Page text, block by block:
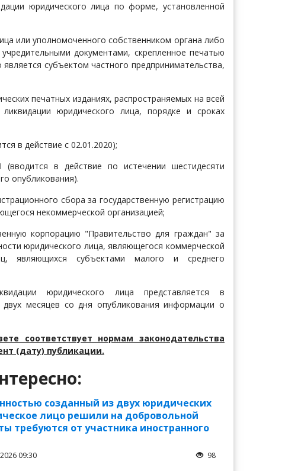
юридического лица по форме, установленной
или уполномоченного собственником органа либо
документами, скрепленное печатью
субъектом частного предпринимательства,
печатных изданиях, распространяемых на всей
юридического лица, порядке и сроках
в действие с 02.01.2020);
в действие по истечении шестидесяти
опубликования).
сбора за государственную регистрацию
некоммерческой организацией;
корпорацию "Правительство для граждан" за
юридического лица, являющегося коммерческой
являющихся субъектами малого и среднего
юридического лица представляется в
месяцев со дня опубликования информации о
соответствует нормам законодательства
(дату) публикации.
созданный из двух юридических
лицо решили на добровольной
требуются от участника иностранного
09:30
98